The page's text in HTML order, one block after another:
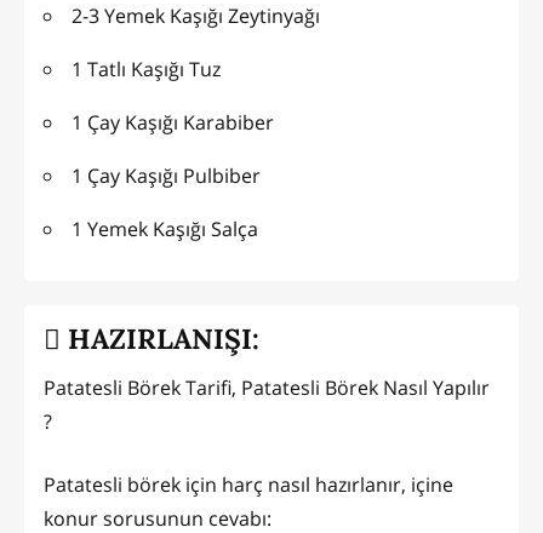
2-3 Yemek Kaşığı Zeytinyağı
1 Tatlı Kaşığı Tuz
1 Çay Kaşığı Karabiber
1 Çay Kaşığı Pulbiber
1 Yemek Kaşığı Salça
HAZIRLANIŞI:
Patatesli Börek Tarifi, Patatesli Börek Nasıl Yapılır
?
Patatesli börek için harç nasıl hazırlanır, içine
konur sorusunun cevabı: